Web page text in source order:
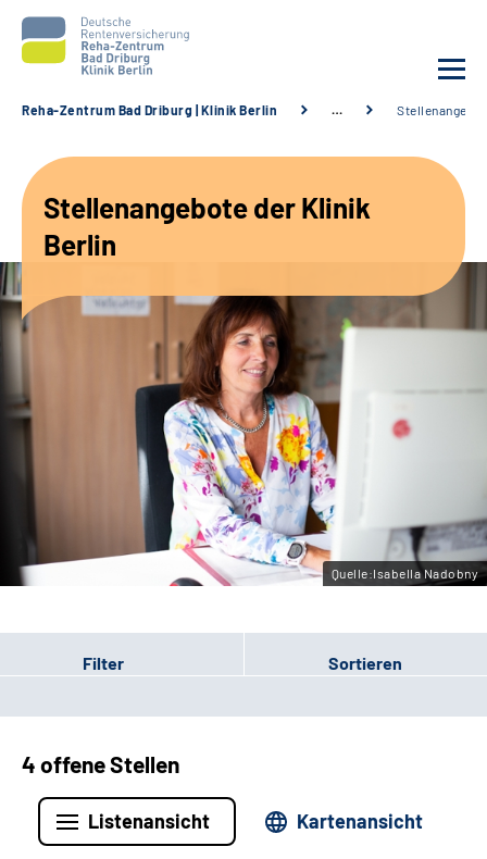
Unsere Angebote
Karriere
Leichte Sprache
Gebärdensprache
Reha-Zentrum Bad Driburg | Klinik Berlin …
Stellenangebote der Klinik
Berlin
Quelle:Isabella Nadobny
Filter Sortieren
4 offene Stellen
Listenansicht Kartenansicht